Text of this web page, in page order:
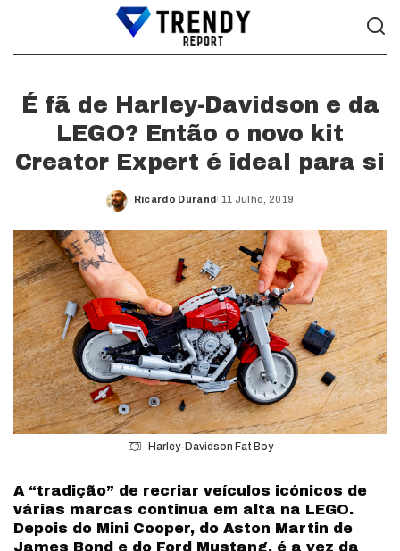
É fã de Harley-Davidson e da
LEGO? Então o novo kit
Creator Expert é ideal para si
Posted
Ricardo Durand 11 Julho, 2019
Harley-Davidson Fat Boy
A “tradição” de recriar veículos icónicos de
várias marcas continua em alta na LEGO.
Depois do Mini Cooper, do Aston Martin de
James Bond e do Ford Mustang, é a vez da